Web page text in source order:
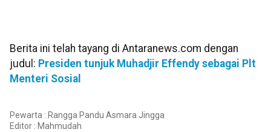
Berita ini telah tayang di Antaranews.com dengan
judul: Presiden tunjuk Muhadjir Effendy sebagai Plt
Menteri Sosial
Pewarta : Rangga Pandu Asmara Jingga
Editor : Mahmudah